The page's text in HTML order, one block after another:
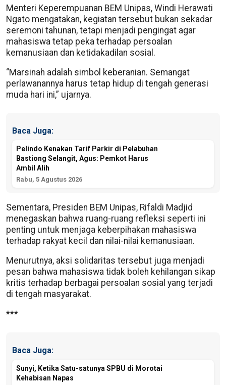
Menteri Keperempuanan BEM Unipas, Windi Herawati
Ngato mengatakan, kegiatan tersebut bukan sekadar
seremoni tahunan, tetapi menjadi pengingat agar
mahasiswa tetap peka terhadap persoalan
kemanusiaan dan ketidakadilan sosial.
“Marsinah adalah simbol keberanian. Semangat
perlawanannya harus tetap hidup di tengah generasi
muda hari ini,” ujarnya.
Baca Juga:
Pelindo Kenakan Tarif Parkir di Pelabuhan
Bastiong Selangit, Agus: Pemkot Harus
Ambil Alih
Rabu, 5 Agustus 2026
Sementara, Presiden BEM Unipas, Rifaldi Madjid
menegaskan bahwa ruang-ruang refleksi seperti ini
penting untuk menjaga keberpihakan mahasiswa
terhadap rakyat kecil dan nilai-nilai kemanusiaan.
Menurutnya, aksi solidaritas tersebut juga menjadi
pesan bahwa mahasiswa tidak boleh kehilangan sikap
kritis terhadap berbagai persoalan sosial yang terjadi
di tengah masyarakat.
***
Baca Juga:
Sunyi, Ketika Satu-satunya SPBU di Morotai
Kehabisan Napas